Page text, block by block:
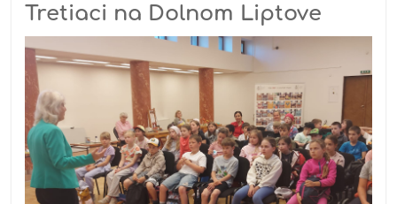
Tretiaci na Dolnom Liptove